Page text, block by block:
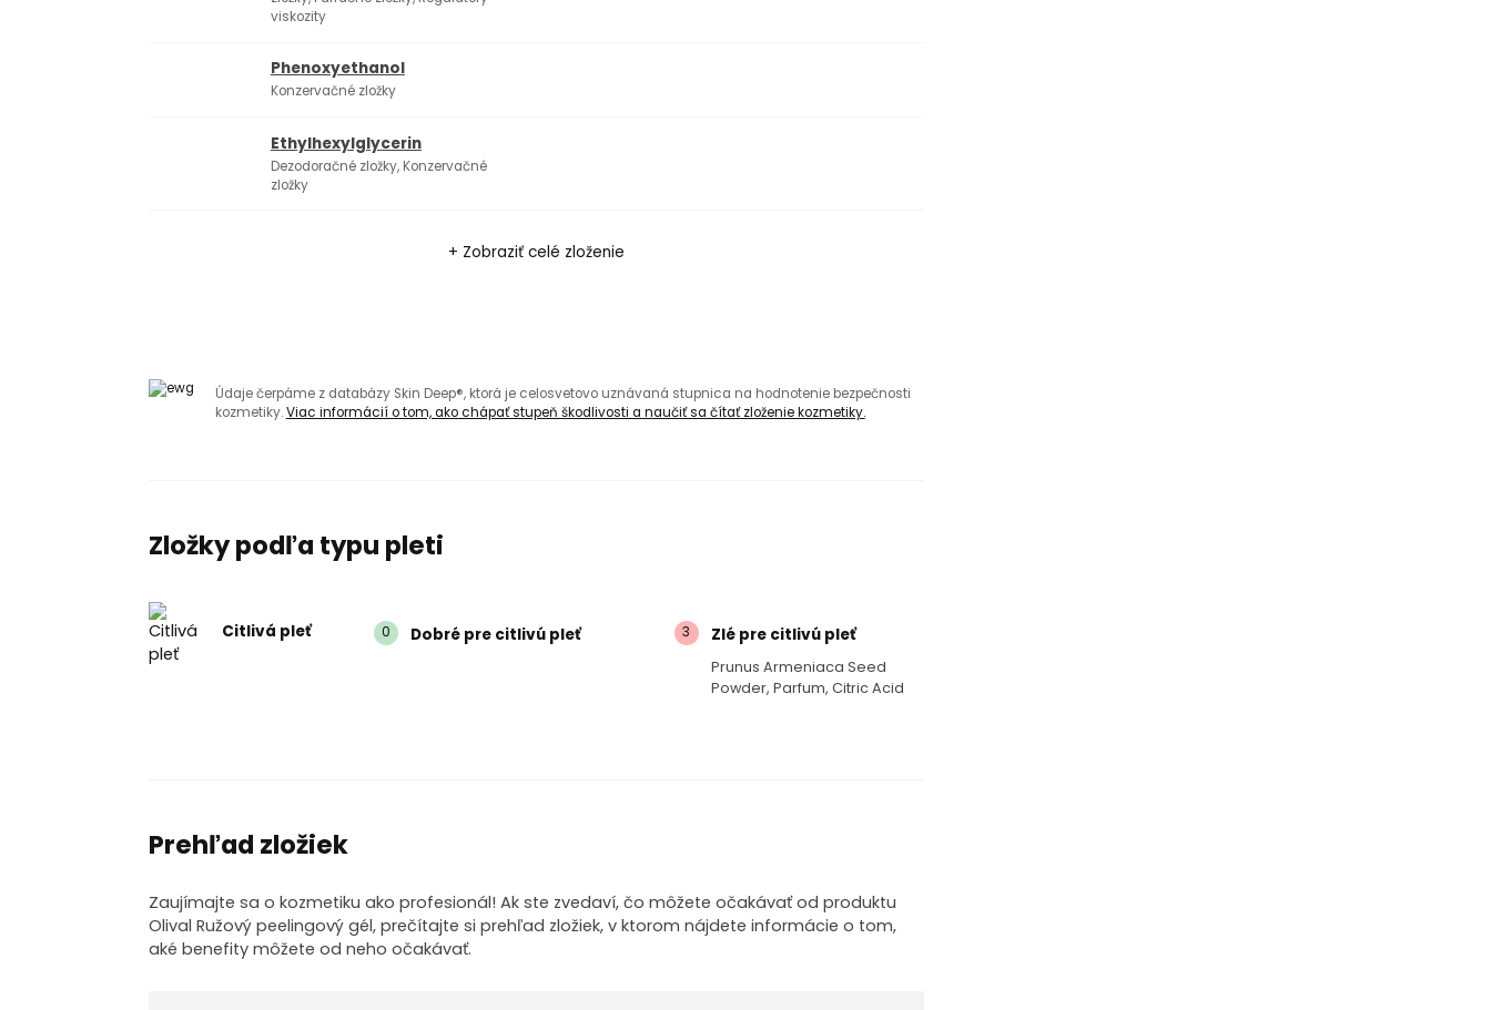
viskozity
Phenoxyethanol
Konzervačné zložky
Ethylhexylglycerin
Dezodoračné zložky, Konzervačné
zložky
+ Zobraziť celé zloženie
Údaje čerpáme z databázy Skin Deep®, ktorá je celosvetovo uznávaná stupnica na hodnotenie bezpečnosti
kozmetiky.Viac informácií o tom, ako chápať stupeň škodlivosti a naučiť sa čítať zloženie kozmetiky.
Zložky podľa typu pleti
Citlivá pleť 0 Dobré pre citlivú pleť 3 Zlé pre citlivú pleť
Prunus Armeniaca Seed
Powder, Parfum, Citric Acid
Prehľad zložiek
Zaujímajte sa o kozmetiku ako profesionál! Ak ste zvedaví, čo môžete očakávať od produktu
Olival Ružový peelingový gél, prečítajte si prehľad zložiek, v ktorom nájdete informácie o tom,
aké benefity môžete od neho očakávať.